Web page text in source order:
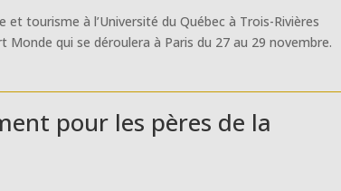
tourisme à l’Université du Québec à Trois-Rivières
qui se déroulera à Paris du 27 au 29 novembre.
pour les pères de la